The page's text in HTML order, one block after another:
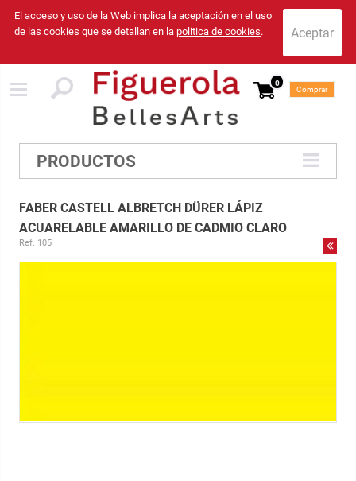
El acceso y uso de la Web implica la aceptación en el uso
de las cookies que se detallan en la politica de cookies.
0
Comprar
PRODUCTOS
FABER CASTELL ALBRETCH DÜRER LÁPIZ
ACUARELABLE AMARILLO DE CADMIO CLARO
Ref. 105